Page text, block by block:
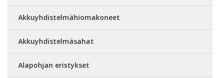
Akkuyhdistelmähiomakoneet
Akkuyhdistelmäsahat
Alapohjan eristykset